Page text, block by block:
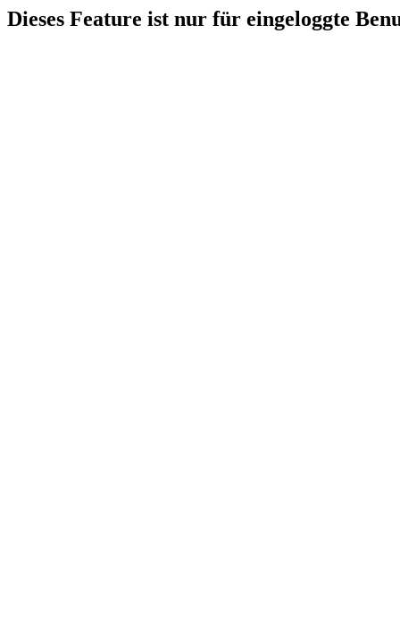
Dieses Feature ist nur für eingeloggte